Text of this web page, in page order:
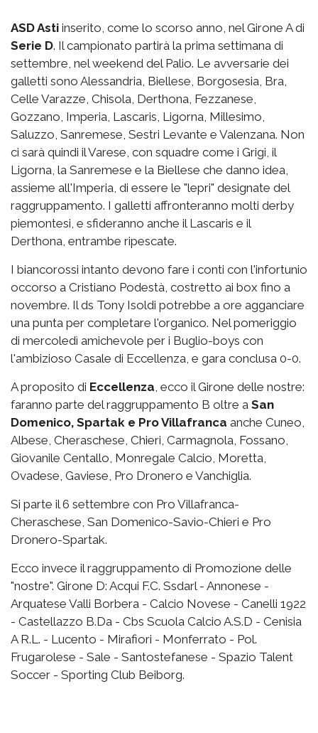
ASD Asti inserito, come lo scorso anno, nel Girone A di
Serie D. Il campionato partirà la prima settimana di
settembre, nel weekend del Palio. Le avversarie dei
galletti sono Alessandria, Biellese, Borgosesia, Bra,
Celle Varazze, Chisola, Derthona, Fezzanese,
Gozzano, Imperia, Lascaris, Ligorna, Millesimo,
Saluzzo, Sanremese, Sestri Levante e Valenzana. Non
ci sarà quindi il Varese, con squadre come i Grigi, il
Ligorna, la Sanremese e la Biellese che danno idea,
assieme all'Imperia, di essere le "lepri" designate del
raggruppamento. I galletti affronteranno molti derby
piemontesi, e sfideranno anche il Lascaris e il
Derthona, entrambe ripescate.
I biancorossi intanto devono fare i conti con l'infortunio
occorso a Cristiano Podestà, costretto ai box fino a
novembre. Il ds Tony Isoldi potrebbe a ore agganciare
una punta per completare l'organico. Nel pomeriggio
di mercoledì amichevole per i Buglio-boys con
l'ambizioso Casale di Eccellenza, e gara conclusa 0-0.
A proposito di Eccellenza , ecco il Girone delle nostre:
faranno parte del raggruppamento B oltre a San
Domenico, Spartak e Pro Villafranca anche Cuneo,
Albese, Cheraschese, Chieri, Carmagnola, Fossano,
Giovanile Centallo, Monregale Calcio, Moretta,
Ovadese, Gaviese, Pro Dronero e Vanchiglia.
Si parte il 6 settembre con Pro Villafranca-
Cheraschese, San Domenico-Savio-Chieri e Pro
Dronero-Spartak.
Ecco invece il raggruppamento di Promozione delle
"nostre". Girone D: Acqui F.C. Ssdarl - Annonese -
Arquatese Valli Borbera - Calcio Novese - Canelli 1922
- Castellazzo B.Da - Cbs Scuola Calcio A.S.D - Cenisia
A R.L. - Lucento - Mirafiori - Monferrato - Pol.
Frugarolese - Sale - Santostefanese - Spazio Talent
Soccer - Sporting Club Beiborg.